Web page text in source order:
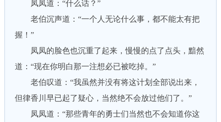
凤凤道：“什么话？”
老伯沉声道：“一个人无论什么事，都不能太有把
握！”
凤凤的脸色也沉重了起来，慢慢的点了点头，黯然
道：“现在你明白那一注想必已被吃掉。”
老伯叹道：“我虽然并没有将这计划全部说出来，
但律香川早已起了疑心，当然绝不会放过他们了。”
凤凤道：“那些青年的勇士们当然也不会知道你这